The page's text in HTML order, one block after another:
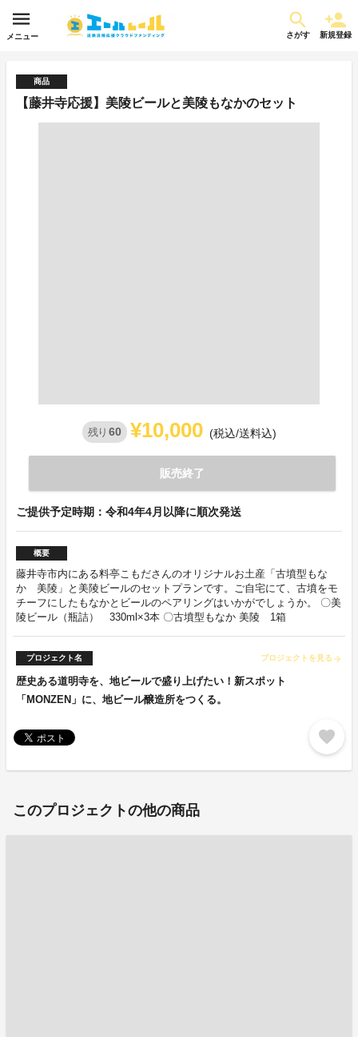
メニュー さがす 新規登録
商品
【藤井寺応援】美陵ビールと美陵もなかのセット
残り 60 ¥10,000 (税込/送料込)
販売終了
ご提供予定時期：令和4年4月以降に順次発送
概要
藤井寺市内にある料亭こもださんのオリジナルお土産「古墳型もな
か 美陵」と美陵ビールのセットプランです。ご自宅にて、古墳をモ
チーフにしたもなかとビールのペアリングはいかがでしょうか。 〇美
陵ビール（瓶詰） 330ml×3本 〇古墳型もなか 美陵 1箱
プロジェクト名 プロジェクトを見る arrow_forward
歴史ある道明寺を、地ビールで盛り上げたい！新スポット
「MONZEN」に、地ビール醸造所をつくる。
favorite
このプロジェクトの他の商品